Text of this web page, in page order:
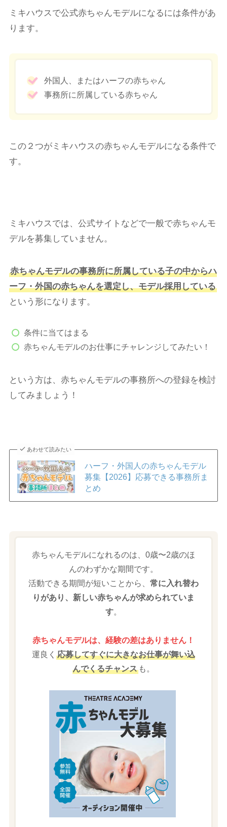
ミキハウスで公式赤ちゃんモデルになるには条件があ
ります。
外国人、またはハーフの赤ちゃん
事務所に所属している赤ちゃん
この２つがミキハウスの赤ちゃんモデルになる条件で
す。
ミキハウスでは、公式サイトなどで一般で赤ちゃんモ
デルを募集していません。
赤ちゃんモデルの事務所に所属している子の中からハ
ーフ・外国の赤ちゃんを選定し、モデル採用している
という形になります。
条件に当てはまる
赤ちゃんモデルのお仕事にチャレンジしてみたい！
という方は、赤ちゃんモデルの事務所への登録を検討
してみましょう！
あわせて読みたい
ハーフ・外国人の赤ちゃんモデル
募集【2026】応募できる事務所ま
とめ
赤ちゃんモデルになれるのは、0歳〜2歳のほ
んのわずかな期間です。
活動できる期間が短いことから、 常に入れ替わ
りがあり、新しい赤ちゃんが求められていま
す。
赤ちゃんモデルは、経験の差はありません！
運良く 応募してすぐに大きなお仕事が舞い込
んでくるチャンス も。